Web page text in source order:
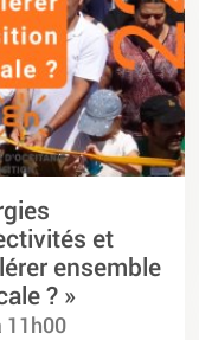
et
ensemble
? »
11h00